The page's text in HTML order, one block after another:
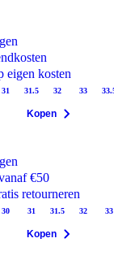
eigen kosten
31 31.5 32 33
Kopen
€50
retourneren
30 31 31.5 32 33
Kopen